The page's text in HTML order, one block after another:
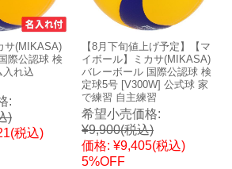
サ(MIKASA)
際公認球 検
入れ込
:
)
(税込)
【8月下旬値上げ予定】【マ
イボール】ミカサ(MIKASA)
バレーボール 国際公認球 検
定球5号 [V300W] 公式球 家
で練習 自主練習
希望小売価格:
¥9,900(税込)
価格: ¥9,405(税込)
5%OFF